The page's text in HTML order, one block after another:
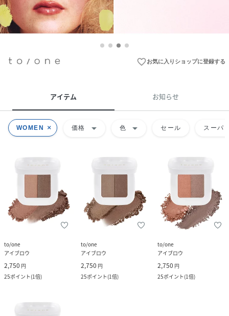
favorite_borderお気に入りショップに登録する
アイテム お知らせ
WOMEN 価格 arrow_drop_down 色 arrow_drop_down セール スーパ
to/one
アイブロウ
2,750 円
25ポイント(1倍)
to/one
アイブロウ
2,750 円
25ポイント(1倍)
to/one
アイブロウ
2,750 円
25ポイント(1倍)